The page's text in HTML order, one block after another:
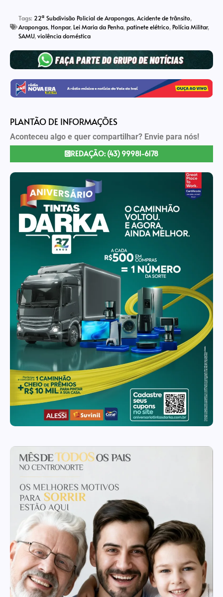
Tags: 22ª Subdivisão Policial de Arapongas,Acidente de trânsito,
Arapongas, Honpar, Lei Maria da Penha,patinete elétrico, Polícia Militar,
SAMU,violência doméstica
PLANTÃO DE INFORMAÇÕES
Aconteceu algo e quer compartilhar? Envie para nós!
REDAÇÃO: (43) 99981-6178